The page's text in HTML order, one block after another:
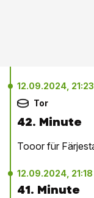
12.09.2024,
Tor
42. Minute
Tooor für
12.09.2024,
41. Minute